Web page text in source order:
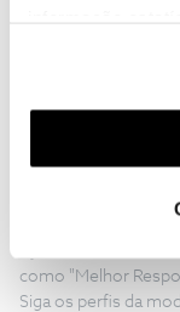
funcionalidades
funcionalidade)
(cookies de
utilização dos
Recebemos a sua
como "Melhor
Siga os perfis da